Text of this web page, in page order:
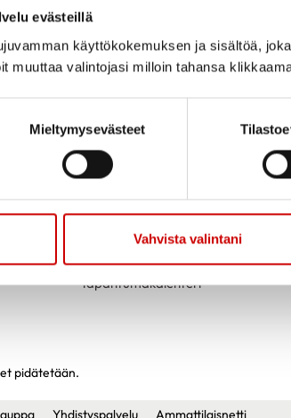
evästeillä
käyttökokemuksen ja sisältöä,
muuttaa valintojasi milloin tahansa
Mieltymysevästeet
Vahvista valintani
TOIMINTAA
Tapahtumakalenteri
pidätetään.
Yhdistyspalvelu Ammattilaisnetti